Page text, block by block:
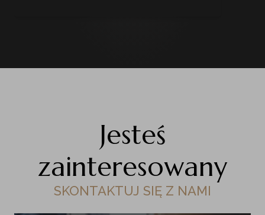
Jesteś
zainteresowany
SKONTAKTUJ SIĘ Z NAMI